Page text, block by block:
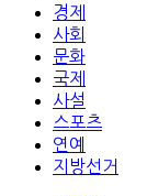
경제
사회
문화
국제
사설
스포츠
연예
지방선거